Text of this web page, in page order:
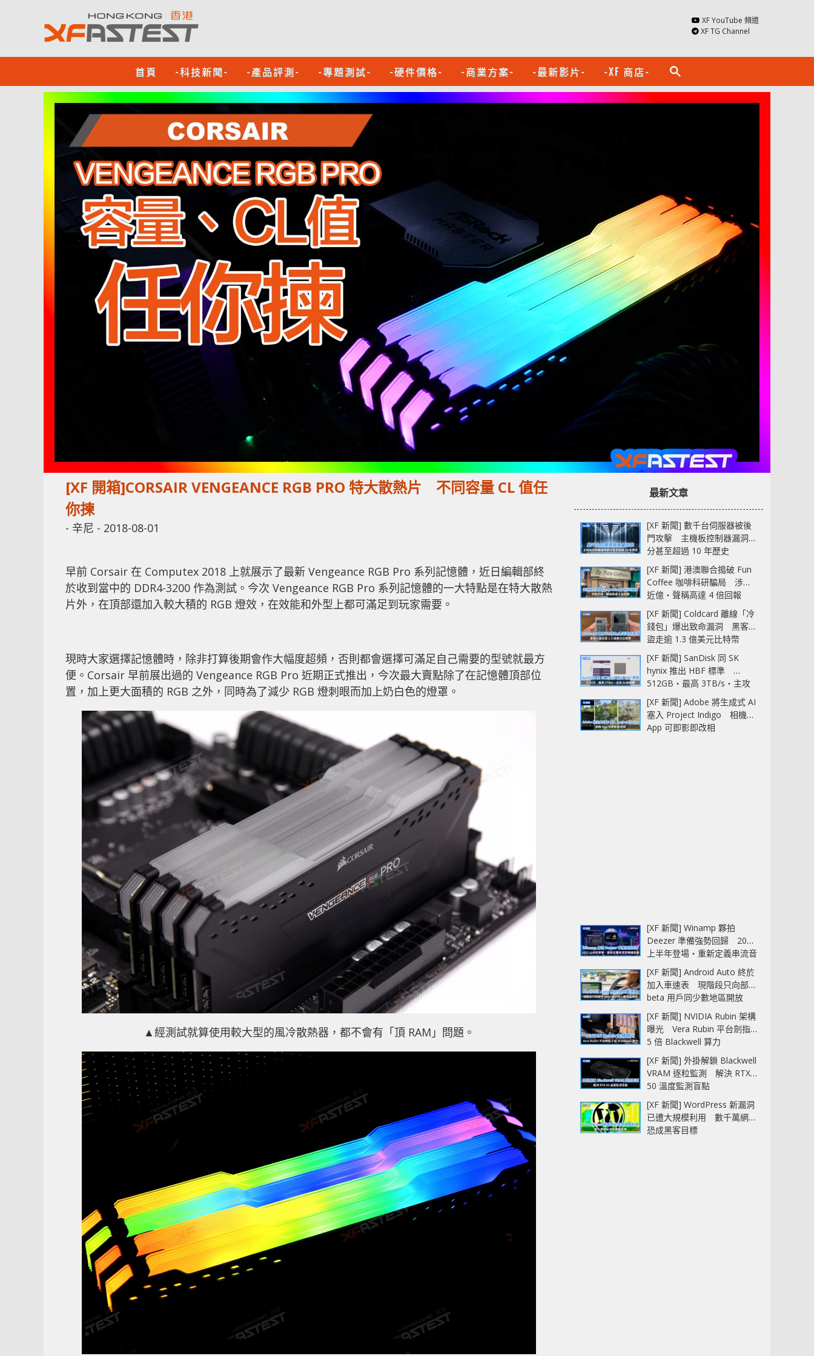
XF YouTube 頻道
XF TG Channel
首頁 -科技新聞- -產品評測- -專題測試- -硬件價格- -商業方案- -最新影片- -XF 商店- search
[XF 開箱]CORSAIR VENGEANCE RGB PRO 特大散熱片 不同容量 CL 值任
你揀
- 辛尼 - 2018-08-01
早前 Corsair 在 Computex 2018 上就展示了最新 Vengeance RGB Pro 系列記憶體，近日編輯部終
於收到當中的 DDR4-3200 作為測試。今次 Vengeance RGB Pro 系列記憶體的一大特點是在特大散熱
片外，在頂部還加入較大積的 RGB 燈效，在效能和外型上都可滿足到玩家需要。
現時大家選擇記憶體時，除非打算後期會作大幅度超頻，否則都會選擇可滿足自己需要的型號就最方
便。Corsair 早前展出過的 Vengeance RGB Pro 近期正式推出，今次最大賣點除了在記憶體頂部位
置，加上更大面積的 RGB 之外，同時為了減少 RGB 燈刺眼而加上奶白色的燈罩。
▲經測試就算使用較大型的風冷散熱器，都不會有「頂 RAM」問題。
最新文章
[XF 新聞] 數千台伺服器被後
門攻擊 主機板控制器漏洞部
分甚至超過 10 年歷史
[XF 新聞] 港澳聯合搗破 Fun
Coffee 咖啡科研騙局 涉款
近億‧聲稱高達 4 倍回報
[XF 新聞] Coldcard 離線「冷
錢包」爆出致命漏洞 黑客已
盜走逾 1.3 億美元比特幣
[XF 新聞] SanDisk 同 SK
hynix 推出 HBF 標準
512GB‧最高 3TB/s‧主攻
AI 記憶體
[XF 新聞] Adobe 將生成式 AI
塞入 Project Indigo 相機
App 可即影即改相
[XF 新聞] Winamp 夥拍
Deezer 準備強勢回歸 2027
上半年登場‧重新定義串流音
樂播放器
[XF 新聞] Android Auto 終於
加入車速表 現階段只向部分
beta 用戶同少數地區開放
[XF 新聞] NVIDIA Rubin 架構
曝光 Vera Rubin 平台劍指
5 倍 Blackwell 算力
[XF 新聞] 外掛解鎖 Blackwell
VRAM 逐粒監測 解決 RTX
50 溫度監測盲點
[XF 新聞] WordPress 新漏洞
已遭大規模利用 數千萬網站
恐成黑客目標